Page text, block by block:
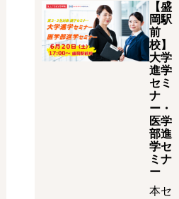
【盛
岡駅
前
校】
大学
進学
セミ
ナ
ー・
医学
部進
学セ
ミナ
ー
本セ